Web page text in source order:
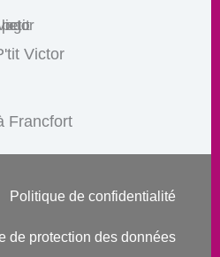
Victor
Francfort
Politique de confidentialité
de protection des données